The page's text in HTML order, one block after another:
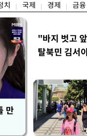
치 국제 경제 금융
만
"바지 벗고
탈북민 김서